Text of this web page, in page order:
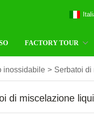
FACTORY TOUR
inossidabile > Serbatoi
di miscelazione